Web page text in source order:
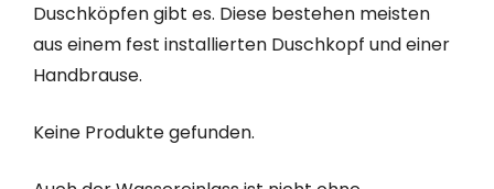
Duschköpfen gibt es. Diese bestehen meisten
aus einem fest installierten Duschkopf und einer
Handbrause.
Keine Produkte gefunden.